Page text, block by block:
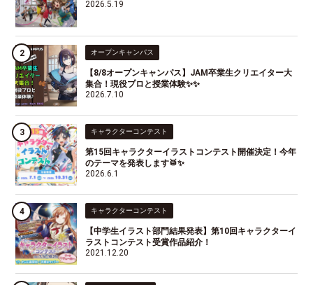
2026.5.19
オープンキャンパス
【8/8オープンキャンパス】JAM卒業生クリエイター大
集合！現役プロと授業体験✨✨
2026.7.10
キャラクターコンテスト
第15回キャラクターイラストコンテスト開催決定！今年
のテーマを発表します🥁✨
2026.6.1
キャラクターコンテスト
【中学生イラスト部門結果発表】第10回キャラクターイ
ラストコンテスト受賞作品紹介！
2021.12.20